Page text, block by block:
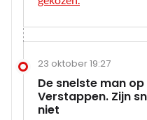
23 oktober 19:27
De snelste man
Verstappen. Zijn
niet